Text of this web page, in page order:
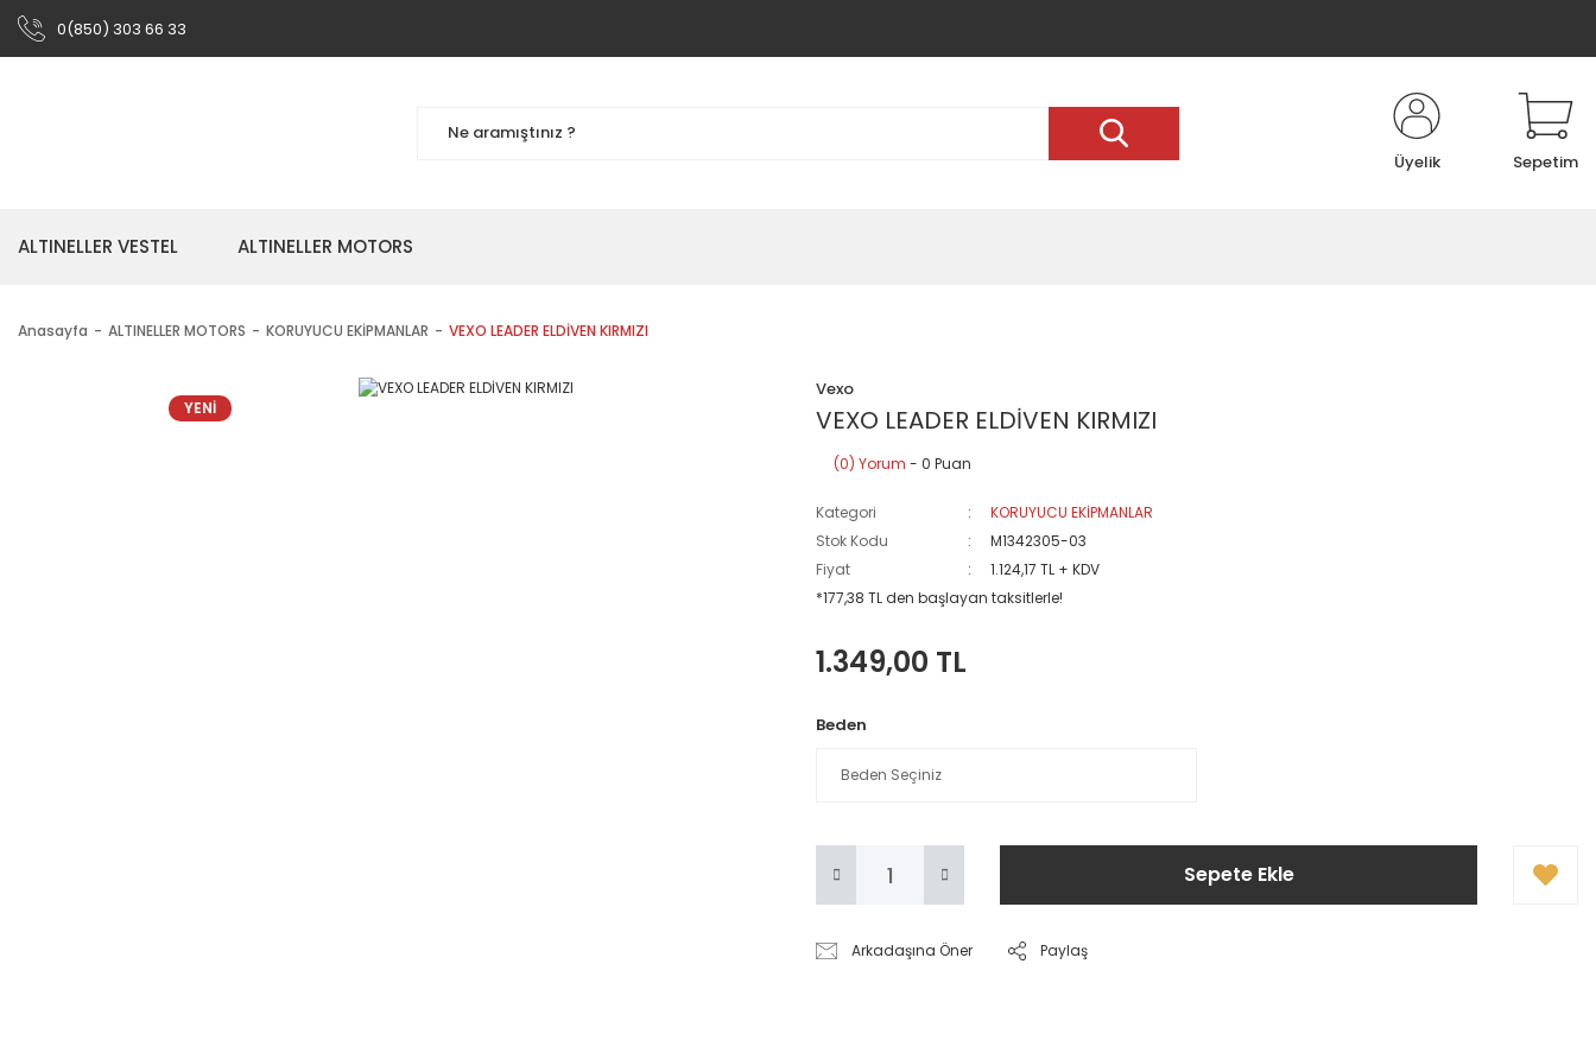
0(850) 303 66 33
Üyelik Sepetim
ALTINELLER VESTEL ALTINELLER MOTORS
Anasayfa ALTINELLER MOTORS KORUYUCU EKİPMANLAR VEXO LEADER ELDİVEN KIRMIZI
YENİ
Vexo
VEXO LEADER ELDİVEN KIRMIZI
(0) Yorum - 0 Puan
Kategori
KORUYUCU EKİPMANLAR
Stok Kodu
M1342305-03
Fiyat
1.124,17 TL + KDV
*177,38 TL den başlayan taksitlerle!
1.349,00 TL
Beden
Sepete Ekle
Arkadaşına Öner Paylaş